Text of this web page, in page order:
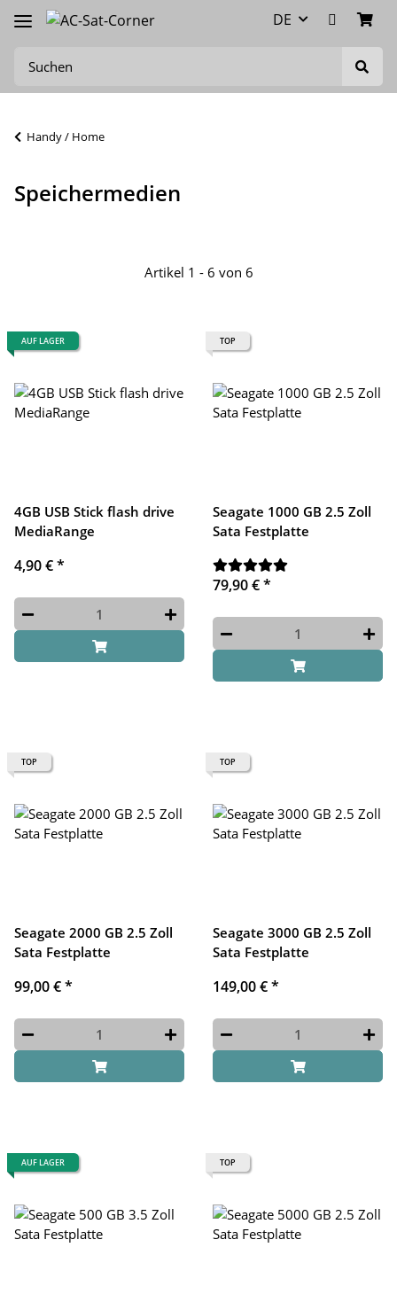
DE
Handy / Home
Speichermedien
Artikel 1 - 6 von 6
AUF LAGER
4GB USB Stick flash drive
MediaRange
4,90 €*
TOP
Seagate 1000 GB 2.5 Zoll
Sata Festplatte
79,90 €*
TOP
Seagate 2000 GB 2.5 Zoll
Sata Festplatte
99,00 €*
TOP
Seagate 3000 GB 2.5 Zoll
Sata Festplatte
149,00 €*
AUF LAGER TOP